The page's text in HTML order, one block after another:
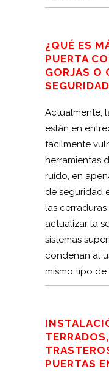
¿QUÉ ES
PUERTA
GORJAS O
Actualmente,
están en
fácilmente
herramientas
ruído, en
de seguridad
las
actualizar la
sistemas
condenan al
mismo tipo de
PUERTAS